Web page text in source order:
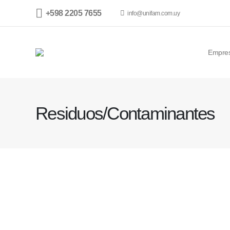
+598 2205 7655 info@unifam.com.uy
Residuos/Contaminantes